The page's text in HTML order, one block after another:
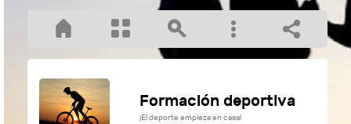
Formación deportiva
¡El deporte empieza en casa!